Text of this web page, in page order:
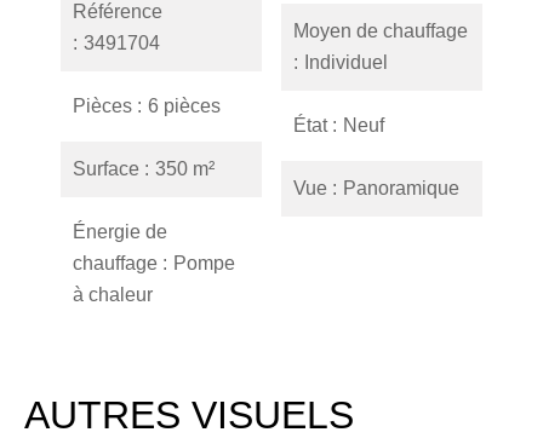
Référence
3491704
Pièces 6 pièces
Surface 350 m²
Énergie de
chauffage
Pompe
à chaleur
Moyen de chauffage
Individuel
État Neuf
Vue Panoramique
AUTRES VISUELS